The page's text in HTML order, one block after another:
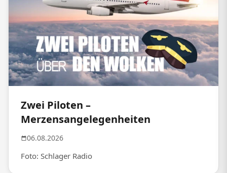
Zwei Piloten –
Merzensangelegenheiten
06.08.2026
Foto: Schlager Radio